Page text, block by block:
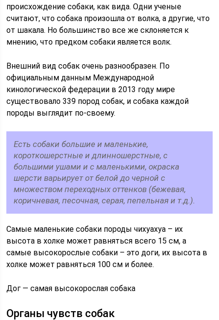
происхождение собаки, как вида. Одни ученые
считают, что собака произошла от волка, а другие, что
от шакала. Но большинство все же склоняется к
мнению, что предком собаки является волк.
Внешний вид собак очень разнообразен. По
официальным данным Международной
кинологической федерации в 2013 году мире
существовало 339 пород собак, и собака каждой
породы выглядит по-своему.
Есть собаки большие и маленькие,
короткошерстные и длинношерстные, с
большими ушами и с маленькими, окраска
шерсти варьирует от белой до черной с
множеством переходных оттенков (бежевая,
коричневая, песочная, серая, пепельная и т.д.).
Самые маленькие собаки породы чихуахуа – их
высота в холке может равняться всего 15 см, а
самые высокорослые собаки – это доги, их высота в
холке может равняться 100 см и более.
Дог — самая высокорослая собака
Органы чувств собак